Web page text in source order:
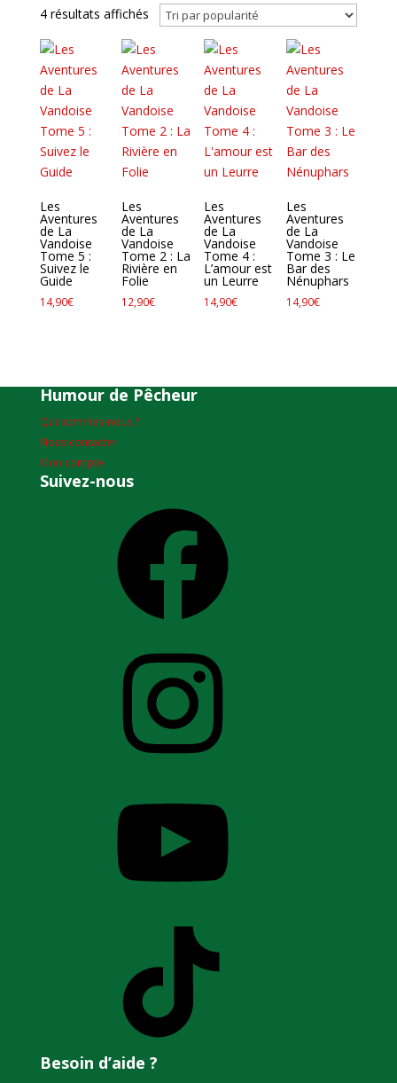
4 résultats affichésTrié
popularité
Les
Aventures
de La
Vandoise
Tome 5 :
Suivez le
Guide
14,90€
Les
Aventures
de La
Vandoise
Tome 2 : La
Rivière en
Folie
12,90€
Les
Aventures
de La
Vandoise
Tome 4 :
L’amour est
un Leurre
14,90€
Les
Aventures
de La
Vandoise
Tome 3 : Le
Bar des
Nénuphars
14,90€
Humour de Pêcheur
Qui sommes-nous ?
Nous contacter
Mon compte
Suivez-nous
Besoin d’aide ?